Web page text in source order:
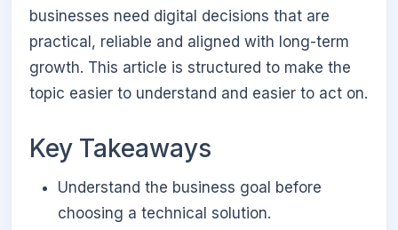
businesses need digital decisions that are
practical, reliable and aligned with long-term
growth. This article is structured to make the
topic easier to understand and easier to act on.
Key Takeaways
Understand the business goal before
choosing a technical solution.